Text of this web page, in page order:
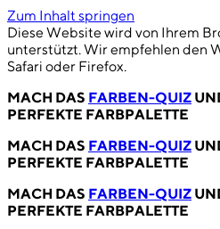
Zum Inhalt springen
Diese Website wird von Ihrem
unterstützt. Wir empfehlen den
Safari oder Firefox.
MACH DAS FARBEN-QUIZ
PERFEKTE FARBPALETTE
MACH DAS FARBEN-QUIZ
PERFEKTE FARBPALETTE
MACH DAS FARBEN-QUIZ
PERFEKTE FARBPALETTE